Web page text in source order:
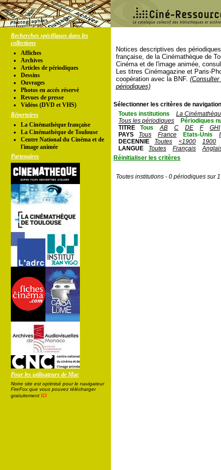
Recherches spécifiques dans les
collections
Affiches
Archives
Articles de périodiques
Dessins
Ouvrages
Photos en accés réservé
Revues de presse
Vidéos (DVD et VHS)
Répertoires
La Cinémathèque française
La Cinémathèque de Toulouse
Centre National du Cinéma et de
l'image animée
Partenaires
Pour les utilisateurs de Mac
Notre site est optimisé pour le navigateur
FireFox que vous pouvez télécharger
gratuitement ici
Notices descriptives des
française, de la Cinémathèque de
Cinéma et de l'image animée,
Les titres Cinémagazine et Paris-
coopération avec la BNF.
périodiques)
Sélectionner les critères de
Toutes institutions
La
Tous les périodiques
Périodiques
TITRE
Tous AB C DE F
GHI
PAYS
Tous France Etats-Unis
DECENNIE
Toutes <1900
1900
LANGUE
Toutes Français
Réinitialiser les critères
Toutes institutions - 0 périodiques sur